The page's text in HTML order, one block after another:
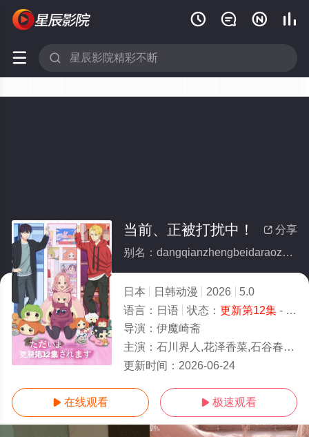
   
 
更新第12集
 分享
当前、正被打扰中！
别名：dangqianzhengbeidaraozhong
日本 日韩动漫 2026
5.0
语言： 日语 状态： 更新第12集- 免费在线观看
导演： 伊魔崎斋
主演： 石川界人,花泽香菜,石谷春贵,小林千晃,杉山里穗,富田美忧,诸星堇
更新时间： 2026-06-24
 在线观看  极速观看